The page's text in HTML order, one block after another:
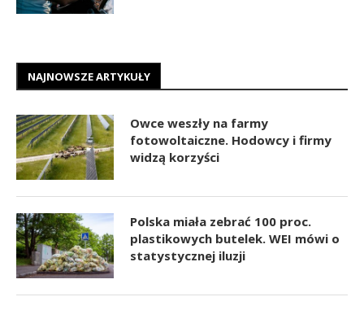
NAJNOWSZE ARTYKUŁY
Owce weszły na farmy
fotowoltaiczne. Hodowcy i firmy
widzą korzyści
Polska miała zebrać 100 proc.
plastikowych butelek. WEI mówi o
statystycznej iluzji